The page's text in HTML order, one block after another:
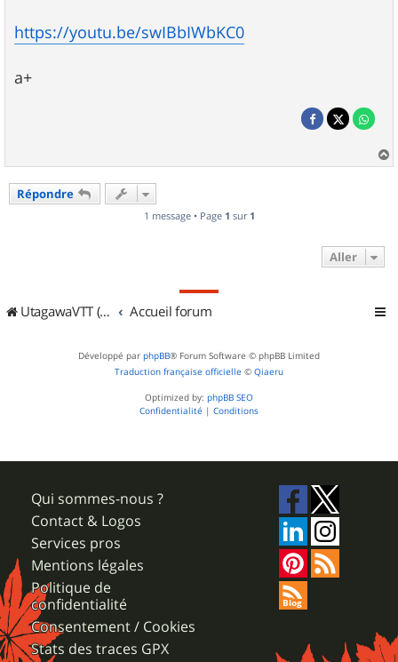
https://youtu.be/swIBbIWbKC0
a+
a
Répondre
1 message • Page 1 sur 1
Aller
UtagawaVTT (Randos VTT et VTTAE avec traces GPS) Accueil forum
Développé par phpBB® Forum Software © phpBB Limited
Traduction française officielle © Qiaeru
Optimized by: phpBB SEO
Confidentialité | Conditions
Qui sommes-nous ?
Contact & Logos
Services pros
Mentions légales
Politique de
confidentialité
Consentement / Cookies
Stats des traces GPX